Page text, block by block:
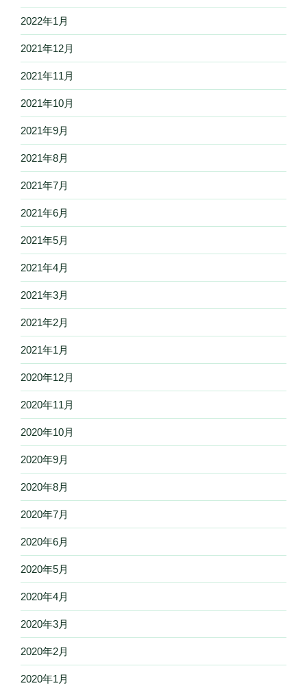
2022年1月
2021年12月
2021年11月
2021年10月
2021年9月
2021年8月
2021年7月
2021年6月
2021年5月
2021年4月
2021年3月
2021年2月
2021年1月
2020年12月
2020年11月
2020年10月
2020年9月
2020年8月
2020年7月
2020年6月
2020年5月
2020年4月
2020年3月
2020年2月
2020年1月